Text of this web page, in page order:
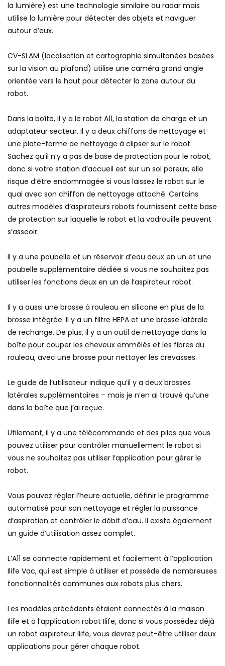
la lumière) est une technologie similaire au radar mais
utilise la lumière pour détecter des objets et naviguer
autour d’eux.
CV-SLAM (localisation et cartographie simultanées basées
sur la vision au plafond) utilise une caméra grand angle
orientée vers le haut pour détecter la zone autour du
robot.
Dans la boîte, il y a le robot A11, la station de charge et un
adaptateur secteur. Il y a deux chiffons de nettoyage et
une plate-forme de nettoyage à clipser sur le robot.
Sachez qu’il n’y a pas de base de protection pour le robot,
donc si votre station d’accueil est sur un sol poreux, elle
risque d’être endommagée si vous laissez le robot sur le
quai avec son chiffon de nettoyage attaché. Certains
autres modèles d’aspirateurs robots fournissent cette base
de protection sur laquelle le robot et la vadrouille peuvent
s’asseoir.
Il y a une poubelle et un réservoir d’eau deux en un et une
poubelle supplémentaire dédiée si vous ne souhaitez pas
utiliser les fonctions deux en un de l’aspirateur robot.
Il y a aussi une brosse à rouleau en silicone en plus de la
brosse intégrée. Il y a un filtre HEPA et une brosse latérale
de rechange. De plus, il y a un outil de nettoyage dans la
boîte pour couper les cheveux emmêlés et les fibres du
rouleau, avec une brosse pour nettoyer les crevasses.
Le guide de l’utilisateur indique qu’il y a deux brosses
latérales supplémentaires – mais je n’en ai trouvé qu’une
dans la boîte que j’ai reçue.
Utilement, il y a une télécommande et des piles que vous
pouvez utiliser pour contrôler manuellement le robot si
vous ne souhaitez pas utiliser l’application pour gérer le
robot.
Vous pouvez régler l’heure actuelle, définir le programme
automatisé pour son nettoyage et régler la puissance
d’aspiration et contrôler le débit d’eau. Il existe également
un guide d’utilisation assez complet.
L’A11 se connecte rapidement et facilement à l’application
Ilife Vac, qui est simple à utiliser et possède de nombreuses
fonctionnalités communes aux robots plus chers.
Les modèles précédents étaient connectés à la maison
Ilife et à l’application robot Ilife, donc si vous possédez déjà
un robot aspirateur IIife, vous devrez peut-être utiliser deux
applications pour gérer chaque robot.